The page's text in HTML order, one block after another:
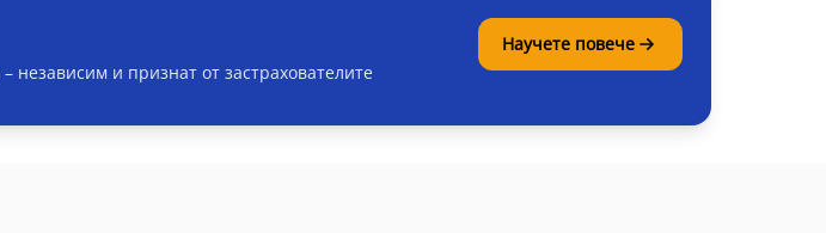
– независим и признат от застрахователите
Научете повече